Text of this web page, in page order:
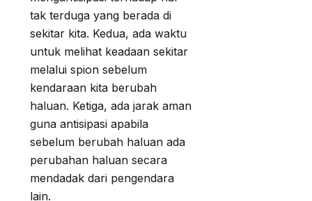
tak terduga yang berada di
sekitar kita. Kedua, ada waktu
untuk melihat keadaan sekitar
melalui spion sebelum
kendaraan kita berubah
haluan. Ketiga, ada jarak aman
guna antisipasi apabila
sebelum berubah haluan ada
perubahan haluan secara
mendadak dari pengendara
lain.